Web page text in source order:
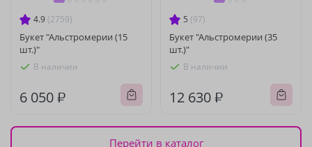
4.9 (2759)
Букет "Альстромерии (15
шт.)"
В наличии
6 050 ₽
5 (97)
Букет "Альстромерии (35
шт.)"
В наличии
12 630 ₽
Перейти в каталог